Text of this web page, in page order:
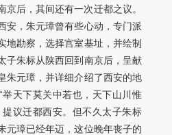
京后，其间还有一次迁都之议。
安，朱元璋曾有些心动，专门派
地勘察，选择宫室基址，并绘制
子朱标从陕西回到南京后，呈献
朱元璋，并详细介绍了西安的地
举天下莫关中若也，天下山川惟
提议迁都西安。但不久太子朱标
元璋已经年迈，这位晚年丧子的